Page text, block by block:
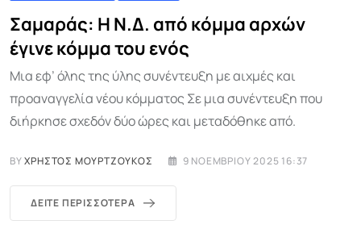
Σαμαράς: Η Ν.Δ. από κόμμα αρχών
έγινε κόμμα του ενός
Μια εφ’ όλης της ύλης συνέντευξη με αιχμές και
προαναγγελία νέου κόμματος Σε μια συνέντευξη που
διήρκησε σχεδόν δύο ώρες και μεταδόθηκε από.
BYΧΡΉΣΤΟΣ ΜΟΥΡΤΖΟΎΚΟΣ 9 ΝΟΕΜΒΡΊΟΥ 2025 16:37
ΔΕΊΤΕ ΠΕΡΙΣΣΌΤΕΡΑ